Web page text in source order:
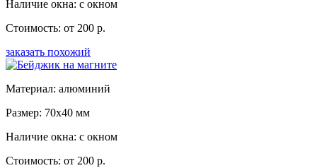
Наличие окна: с окном
Стоимость: от 200 р.
заказать похожий
Материал: алюминий
Размер: 70x40 мм
Наличие окна: с окном
Стоимость: от 200 р.